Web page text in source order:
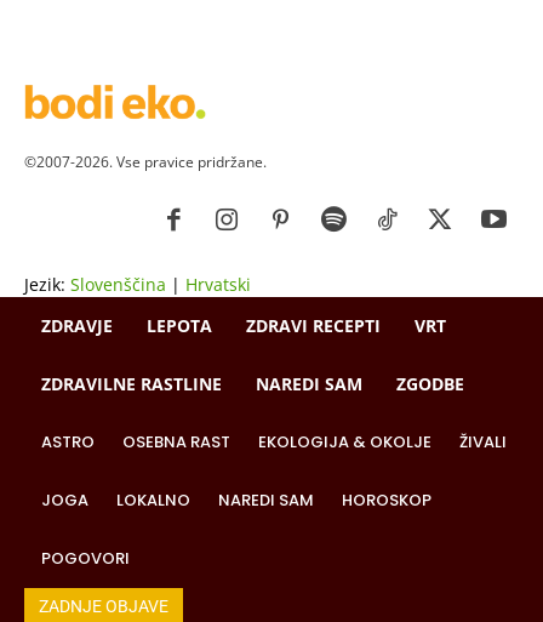
©2007-2026. Vse pravice pridržane.
Jezik: Slovenščina | Hrvatski
ZDRAVJE
LEPOTA ZDRAVI RECEPTI VRT
ZDRAVILNE RASTLINE NAREDI SAM ZGODBE
ASTRO OSEBNA RAST EKOLOGIJA & OKOLJE ŽIVALI
JOGA LOKALNO NAREDI SAM HOROSKOP
POGOVORI
ZADNJE OBJAVE